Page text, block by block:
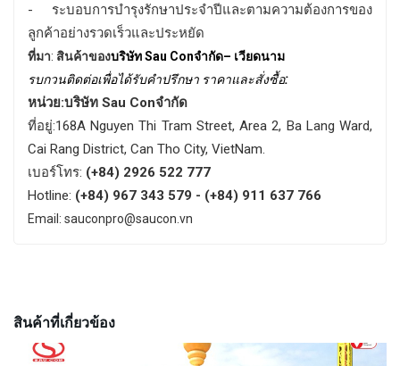
- ระบอบการบำรุงรักษาประจำปีและตามความต้องการของ
ลูกค้าอย่างรวดเร็วและประหยัด
ที่มา: สินค้าของบริษัทSau Conจำกัด– เวียดนาม
รบกวนติดต่อเพื่อได้รับคำปรึกษา ราคาและสั่งซื้อ:
หน่วย:บริษัท Sau Conจำกัด
ที่อยู่:168A Nguyen Thi Tram Street, Area 2, Ba Lang Ward,
Cai Rang District, Can Tho City, VietNam.
เบอร์โทร: (+84) 2926 522 777
Hotline: (+84) 967 343 579 - (+84) 911 637 766
Email: sauconpro@saucon.vn
สินค้าที่เกี่ยวข้อง